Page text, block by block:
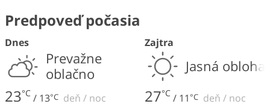
Predpoveď počasia
Dnes
Prevažne
oblačno
23°C / 13°C deň / noc
Zajtra
Jasná obloha
27°C / 11°C deň / noc